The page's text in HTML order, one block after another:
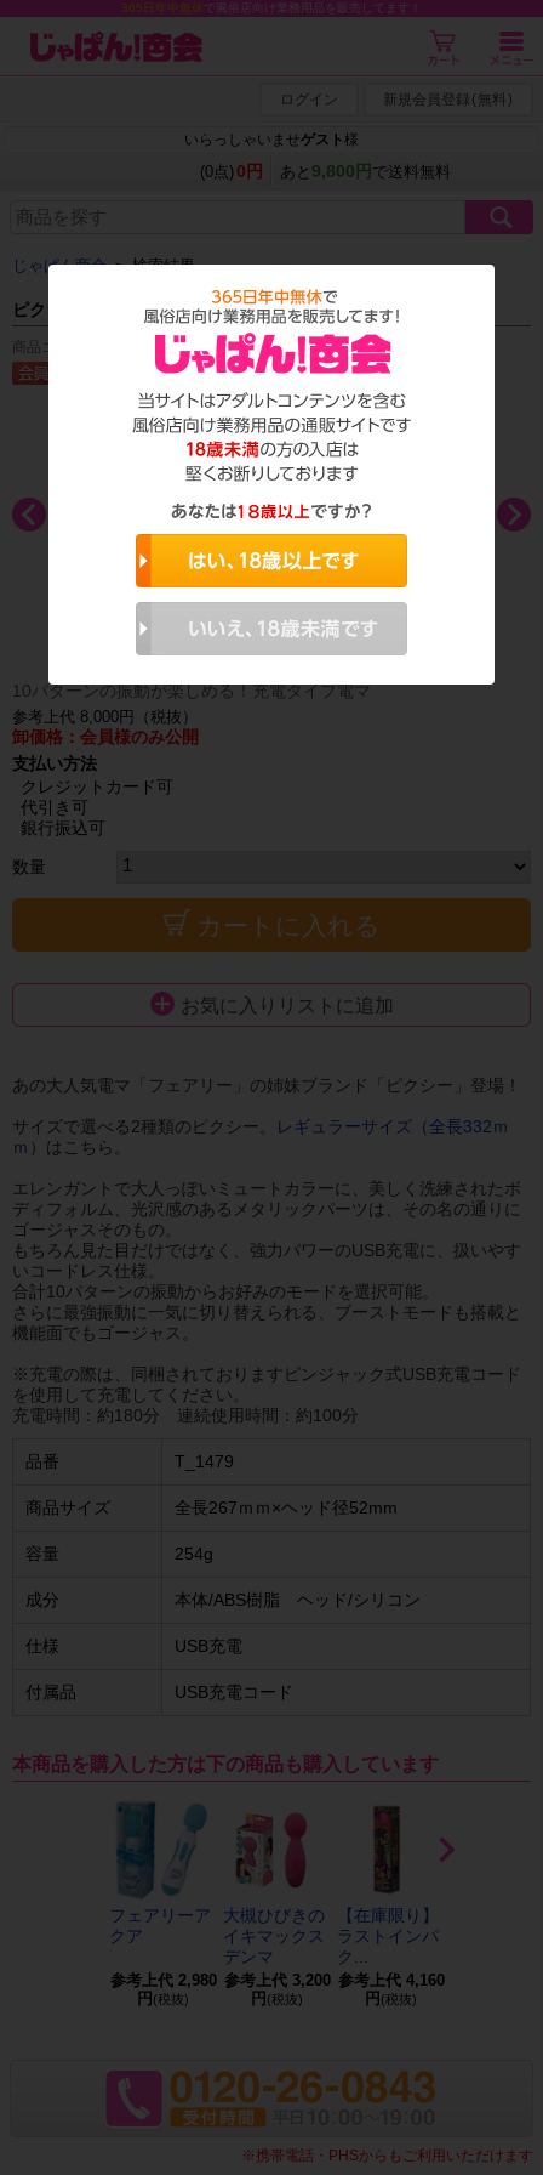
365日年中無休で風俗店向け業務用品を販売してます！
ログイン 新規会員登録 ( 無料 )
いらっしゃいませ ゲスト様
(0点) 0円 あと 9,800円 で送料無料
じゃぱん商会 ＞ 検索結果
ピクシー ゴージャスデンマ ミニ
商品コード：T_1479
10パターンの振動が楽しめる！充電タイプ電マ
参考上代 8,000円（税抜）
卸価格：会員様のみ公開
支払い方法
クレジットカード可
代引き可
銀行振込可
数量
カートに入れる
お気に入りリストに追加
あの大人気電マ「フェアリー」の姉妹ブランド「ピクシー」登場！
サイズで選べる2種類のピクシー。
レギュラーサイズ（全長332ｍ
ｍ ）はこちら。
エレンガントで大人っぽいミュートカラーに、美しく洗練されたボ
ディフォルム、光沢感のあるメタリックパーツは、その名の通りに
ゴージャスそのもの。
もちろん見た目だけではなく、強力パワーのUSB充電に、扱いやす
いコードレス仕様。
合計10パターンの振動からお好みのモードを選択可能。
さらに最強振動に一気に切り替えられる、ブーストモードも搭載と
機能面でもゴージャス。
※充電の際は、同梱されておりますピンジャック式USB充電コード
を使用して充電してください。
充電時間：約180分 連続使用時間：約100分
品番 T_1479
商品サイズ 全長267ｍｍ×ヘッド径52mm
容量 254g
成分 本体/ABS樹脂 ヘッド/シリコン
仕様 USB充電
付属品 USB充電コード
本商品を購入した方は下の商品も購入しています
フェアリーア
クア
参考上代 2,980
円 (税抜)
大槻ひびきの
イキマックス
デンマ
参考上代 3,200
円 (税抜)
【在庫限り】
ラストインパ
ク...
参考上代 4,160
円 (税抜)
※携帯電話・PHSからもご利用いただけます